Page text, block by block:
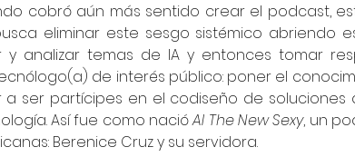
cobró aún más sentido crear el podcast,
eliminar este sesgo sistémico abriendo
y analizar temas de IA y entonces tomar
de interés público: poner el
a ser partícipes en el codiseño de
Así fue como nació AI The New Sexy, un
Berenice Cruz y su servidora.